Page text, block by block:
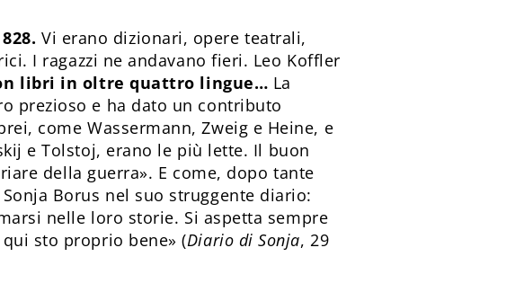
Vi erano dizionari, opere teatrali,
I ragazzi ne andavano fieri. Leo Koffler
libri in oltre quattro lingue… La
prezioso e ha dato un contributo
come Wassermann, Zweig e Heine, e
e Tolstoj, erano le più lette. Il buon
della guerra». E come, dopo tante
Borus nel suo struggente diario:
nelle loro storie. Si aspetta sempre
sto proprio bene» (Diario di Sonja, 29